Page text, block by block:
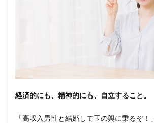
経済的にも、精神的にも、自立すること。
「高収入男性と結婚して玉の輿に乗るぞ！」